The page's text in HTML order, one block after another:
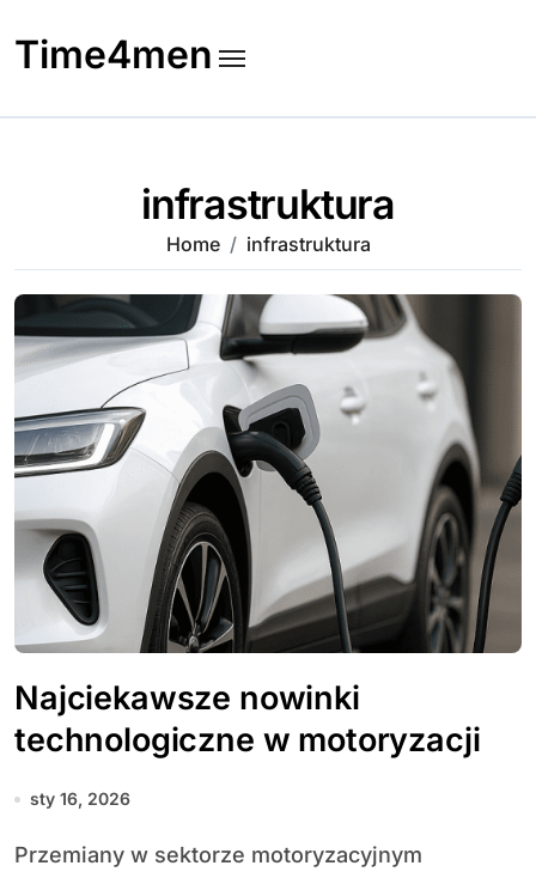
to
content
Time4men
infrastruktura
Home infrastruktura
Najciekawsze nowinki
technologiczne w motoryzacji
sty 16, 2026
Przemiany w sektorze motoryzacyjnym